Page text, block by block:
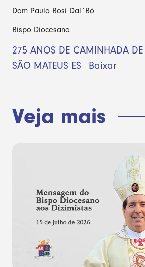
Dom Paulo Bosi Dal´Bó
Bispo Diocesano
275 ANOS DE CAMINHADA DE
SÃO MATEUS ES
Baixar
Veja mais